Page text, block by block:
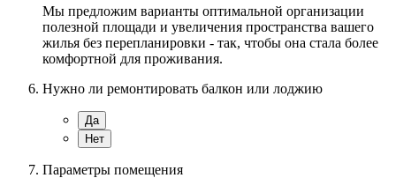
Мы предложим варианты оптимальной организации
полезной площади и увеличения пространства вашего
жилья без перепланировки - так, чтобы она стала более
комфортной для проживания.
Нужно ли ремонтировать балкон или лоджию
Да
Нет
Параметры помещения